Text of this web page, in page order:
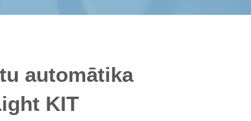
automātika
KIT